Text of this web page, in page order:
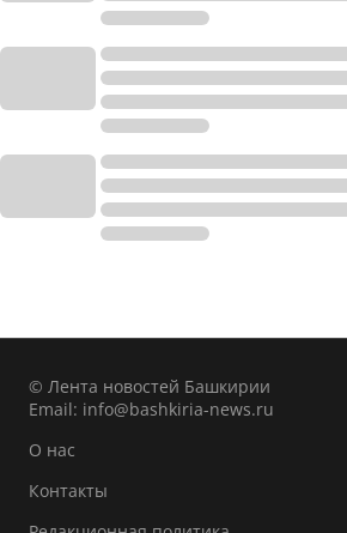
© Лента новостей Башкирии
Email: info@bashkiria-news.ru
О нас
Контакты